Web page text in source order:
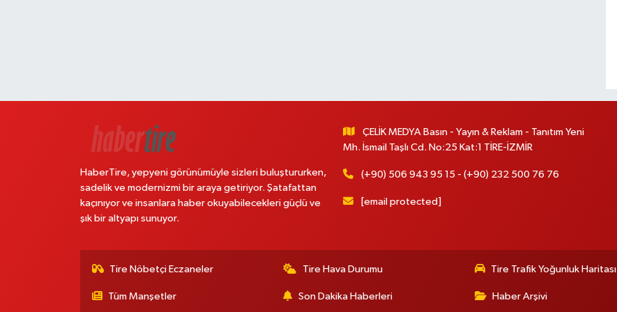
HaberTire, yepyeni görünümüyle sizleri buluştururken,
sadelik ve modernizmi bir araya getiriyor. Şatafattan
kaçınıyor ve insanlara haber okuyabilecekleri güçlü ve
şık bir altyapı sunuyor.
ÇELİK MEDYA Basın - Yayın & Reklam - Tanıtım Yeni
Mh. İsmail Taşlı Cd. No:25 Kat:1 TİRE-İZMİR
(+90) 506 943 95 15 - (+90) 232 500 76 76
[email protected]
Tire Nöbetçi Eczaneler Tire Hava Durumu Tire Trafik Yoğunluk Haritası
Tüm Manşetler Son Dakika Haberleri Haber Arşivi